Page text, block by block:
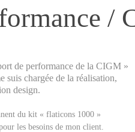
/
de performance de la CIGM »
suis chargée de la réalisation,
design.
du kit « flaticons 1000 »
les besoins de mon client.